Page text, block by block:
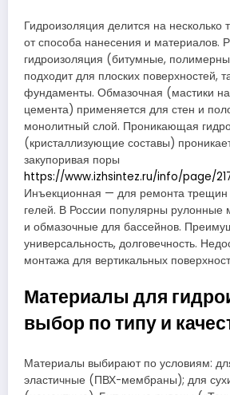
Гидроизоляция делится на несколько
от способа нанесения и материалов.
гидроизоляция (битумные,
подходит для плоских поверхностей,
фундаменты. Обмазочная (мастики
цемента) применяется для стен и
монолитный слой. Проникающая
(кристаллизующие составы)
закупоривая поры
https://www.izhsintez.ru/info/page/
Инъекционная — для ремонта трещин
гелей. В России популярны рулонные
и обмазочные для бассейнов.
универсальность, долговечность.
монтажа для вертикальных
Материалы для
выбор по типу и
Материалы выбирают по условиям:
эластичные (ПВХ-мембраны); для